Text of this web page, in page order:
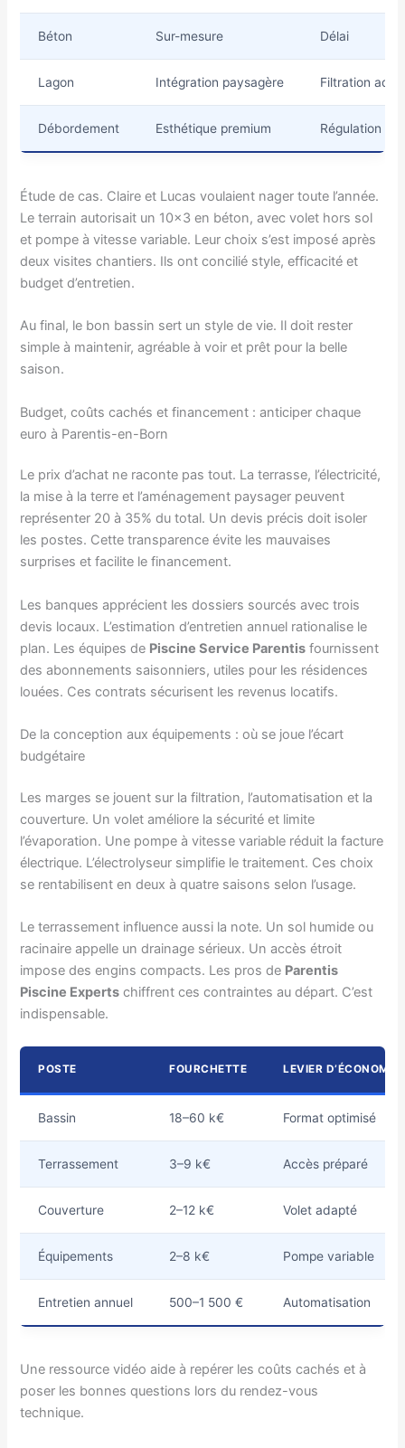
Béton Sur-mesure Délai
Lagon Intégration paysagère Filtration
Débordement Esthétique premium Régulation
Étude de cas. Claire et Lucas voulaient nager toute l’année.
Le terrain autorisait un 10×3 en béton, avec volet hors sol
et pompe à vitesse variable. Leur choix s’est imposé après
deux visites chantiers. Ils ont concilié style, efficacité et
budget d’entretien.
Au final, le bon bassin sert un style de vie. Il doit rester
simple à maintenir, agréable à voir et prêt pour la belle
saison.
Budget, coûts cachés et financement : anticiper chaque
euro à Parentis-en-Born
Le prix d’achat ne raconte pas tout. La terrasse, l’électricité,
la mise à la terre et l’aménagement paysager peuvent
représenter 20 à 35% du total. Un devis précis doit isoler
les postes. Cette transparence évite les mauvaises
surprises et facilite le financement.
Les banques apprécient les dossiers sourcés avec trois
devis locaux. L’estimation d’entretien annuel rationalise le
plan. Les équipes de Piscine Service Parentis fournissent
des abonnements saisonniers, utiles pour les résidences
louées. Ces contrats sécurisent les revenus locatifs.
De la conception aux équipements : où se joue l’écart
budgétaire
Les marges se jouent sur la filtration, l’automatisation et la
couverture. Un volet améliore la sécurité et limite
l’évaporation. Une pompe à vitesse variable réduit la facture
électrique. L’électrolyseur simplifie le traitement. Ces choix
se rentabilisent en deux à quatre saisons selon l’usage.
Le terrassement influence aussi la note. Un sol humide ou
racinaire appelle un drainage sérieux. Un accès étroit
impose des engins compacts. Les pros de Parentis
Piscine Experts chiffrent ces contraintes au départ. C’est
indispensable.
POSTE FOURCHETTE LEVIER D’ÉCONOMIE
Bassin 18–60 k€ Format optimisé
Terrassement 3–9 k€ Accès préparé
Couverture 2–12 k€ Volet adapté
Équipements 2–8 k€ Pompe variable
Entretien annuel 500–1 500 € Automatisation
Une ressource vidéo aide à repérer les coûts cachés et à
poser les bonnes questions lors du rendez-vous
technique.